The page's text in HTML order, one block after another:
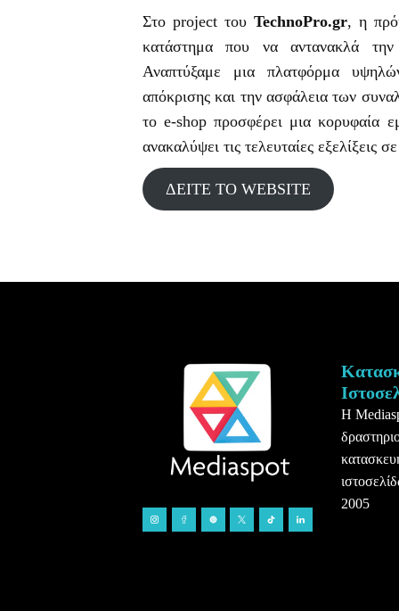
Στο project του TechnoPro.gr, η
κατάστημα που να αντανακλά την
Αναπτύξαμε μια πλατφόρμα
απόκρισης και την ασφάλεια των
το e-shop προσφέρει μια κορυφαία
ανακαλύψει τις τελευταίες εξελίξεις
ΔΕΙΤΕ ΤΟ WEBSITE
Η
2005